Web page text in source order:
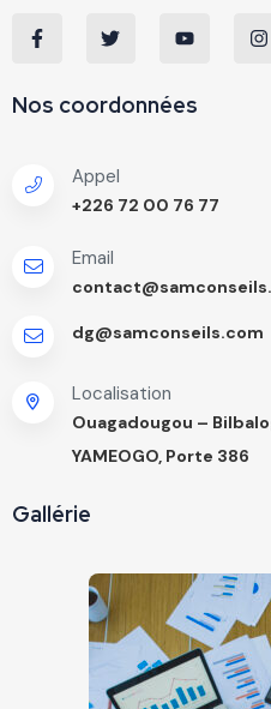
Nos coordonnées
Appel
+226 72 00 76 77
Email
dg@samconseils.com
Localisation
Ouagadougou –
YAMEOGO, Porte 386
Gallérie